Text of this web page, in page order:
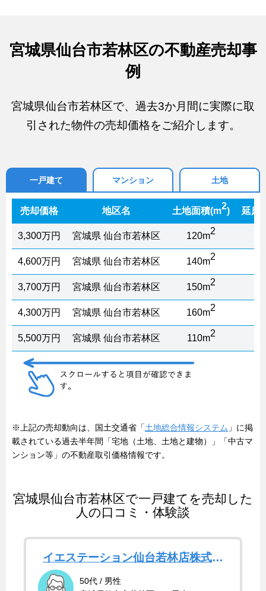
宮城県仙台市若林区の不動産売却事
例
宮城県仙台市若林区で、過去3か月間に実際に取
引された物件の売却価格をご紹介します。
一戸建て マンション 土地
売却価格 地区名 土地面積(m2) 延床
3,300万円 宮城県 仙台市若林区 120m2
4,600万円 宮城県 仙台市若林区 140m2
3,700万円 宮城県 仙台市若林区 150m2
4,300万円 宮城県 仙台市若林区 160m2
5,500万円 宮城県 仙台市若林区 110m2
※上記の売却動向は、国土交通省「土地総合情報システム 」に掲
載されている過去半年間「宅地（土地、土地と建物）」「中古マ
ンション等」の不動産取引価格情報です。
宮城県仙台市若林区で一戸建てを売却した
人の口コミ・体験談
イエステーション仙台若林店株式会
50代 / 男性